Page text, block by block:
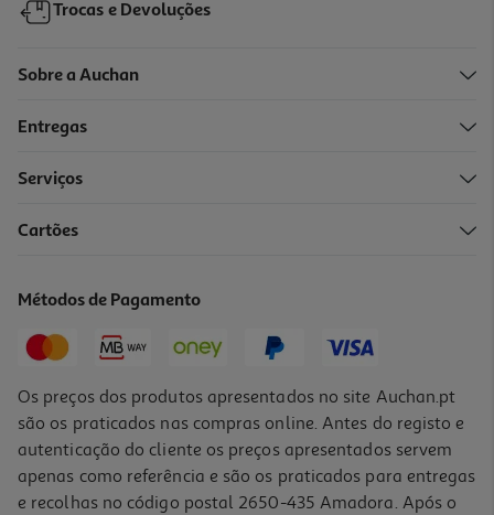
-58%
Price reduced from
33,99 €to
Promoção
Trocas e Devoluções
Sobre a Auchan
Entregas
Serviços
Cartões
Métodos de Pagamento
Os preços dos produtos apresentados no site Auchan.pt
são os praticados nas compras online. Antes do registo e
autenticação do cliente os preços apresentados servem
apenas como referência e são os praticados para entregas
e recolhas no código postal 2650-435 Amadora. Após o